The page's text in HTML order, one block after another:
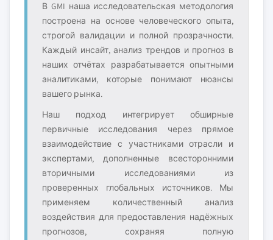
В GMI наша исследовательская методология
построена на основе человеческого опыта,
строгой валидации и полной прозрачности.
Каждый инсайт, анализ трендов и прогноз в
наших отчётах разрабатывается опытными
аналитиками, которые понимают нюансы
вашего рынка.
Наш подход интегрирует обширные
первичные исследования через прямое
взаимодействие с участниками отрасли и
экспертами, дополненные всесторонними
вторичными исследованиями из
проверенных глобальных источников. Мы
применяем количественный анализ
воздействия для предоставления надёжных
прогнозов, сохраняя полную